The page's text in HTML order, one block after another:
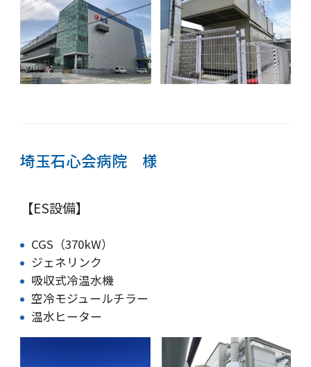
埼玉石心会病院 様
【ES設備】
CGS（370kW）
ジェネリンク
吸収式冷温水機
空冷モジュールチラー
温水ヒーター